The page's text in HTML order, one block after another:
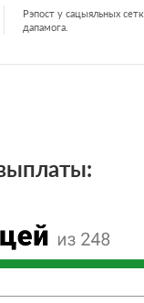
Рэпост у сацыяльных
дапамога.